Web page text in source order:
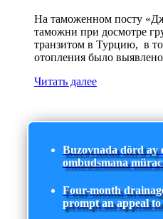
На таможенном посту
таможни при досмотре
транзитом в Турцию, в
отопления было
Читать далее
Buzovnada dörd ay
ombudsmana
Four-month
prompt an appeal